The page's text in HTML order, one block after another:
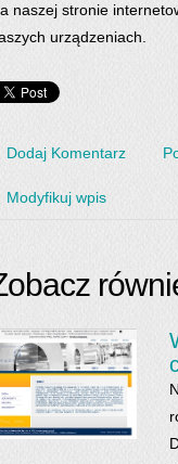
naszej stronie
urządzeniach.
Dodaj Komentarz
Modyfikuj wpis